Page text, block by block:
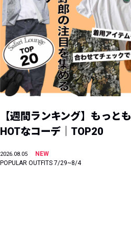
【週間ランキング】もっとも
HOTなコーデ｜TOP20
2026.08.05
NEW
POPULAR OUTFITS 7/29~8/4